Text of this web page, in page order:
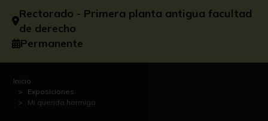
Rectorado - Primera planta antigua facultad
de derecho
Permanente
Inicio
Exposiciones
Mi querida hormiga